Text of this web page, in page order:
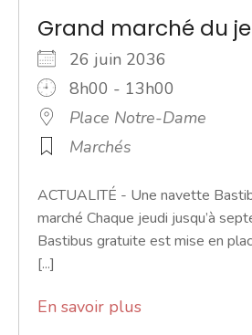
Grand marché du
26 juin 2036
8h00 - 13h00
Place Notre-Dame
Marchés
ACTUALITÉ - Une navette
marché Chaque jeudi jusqu’à
Bastibus gratuite est mise en
[...]
En savoir plus